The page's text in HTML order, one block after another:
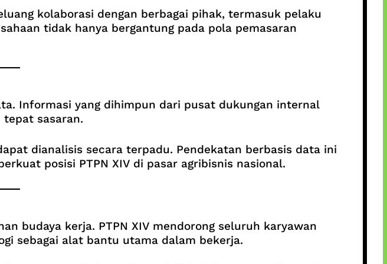
kolaborasi dengan berbagai pihak, termasuk pelaku
tidak hanya bergantung pada pola pemasaran
Informasi yang dihimpun dari pusat dukungan internal
sasaran.
dianalisis secara terpadu. Pendekatan berbasis data ini
posisi PTPN XIV di pasar agribisnis nasional.
budaya kerja. PTPN XIV mendorong seluruh karyawan
sebagai alat bantu utama dalam bekerja.